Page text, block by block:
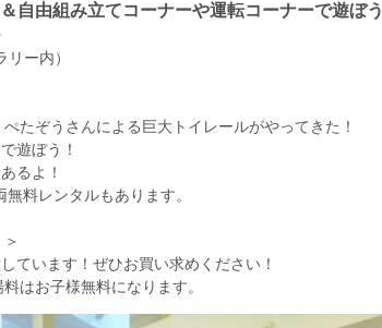
自由組み立てコーナーや運転コーナーで遊ぼう
ー内）
たぞうさんによる巨大トイレールがやってきた！
遊ぼう！
るよ！
料レンタルもあります。
ています！ぜひお買い求めください！
はお子様無料になります。